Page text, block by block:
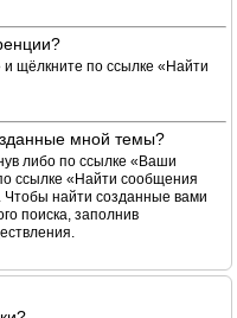
щёлкните по ссылке «Найти
мной темы?
либо по ссылке «Ваши
ссылке «Найти сообщения
найти созданные вами
поиска, заполнив